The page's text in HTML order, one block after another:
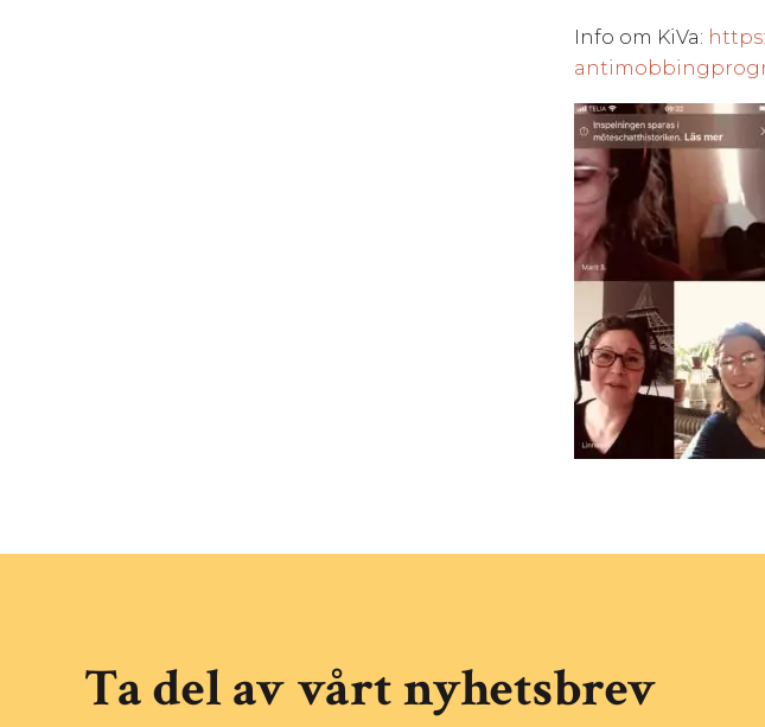
Info om KiVa:
Ta del av vårt nyhetsbrev